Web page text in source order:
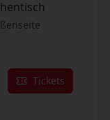
Tickets